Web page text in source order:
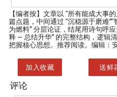
【编者按】 文章以 “所有能成大事
篇点题，中间通过 “沉稳源于磨难
为燃料” 分层论证，结尾用诗句呼
释 — 总结升华” 的完整结构，逻辑
把握核心思想。推荐阅读。编辑：
加入收藏 送鲜
评论